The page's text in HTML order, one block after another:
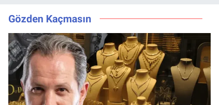
Oldu
Gözden Kaçmasın